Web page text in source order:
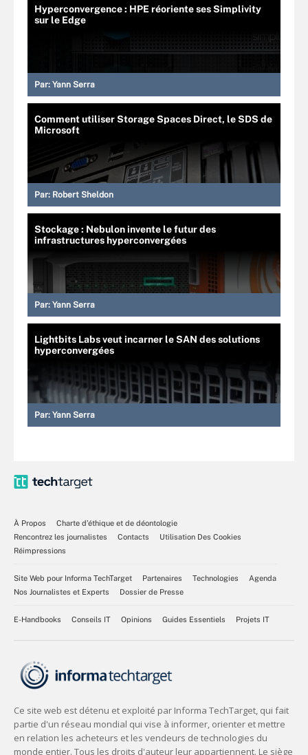
Hyperconvergence : HPE réoriente ses Simplivity
sur le Edge
Par: Yann Serra
Comment utiliser Storage Spaces Direct, le SDS de
Microsoft
Par: Robert Sheldon
Stockage : Nebulon invente le futur des
infrastructures hyperconvergées
Par: Yann Serra
Lightbits Labs veut incarner le SAN des solutions
hyperconvergées
Par: Yann Serra
À Propos
Charte d’éthique et de déontologie
Rencontrez les journalistes
Contacts
Utilisation Des Cookies
Réimpressions
Site Web pour Informa TechTarget Partenaires Technologies
Agenda
Nos Journalistes et Experts
Dossier de Presse
E-Handbooks Conseils IT Opinions Guides Essentiels Projets IT